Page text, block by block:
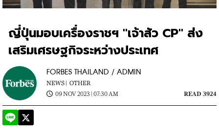
ญี่ปุ่นมอบเครื่องราชฯ "เจ้าสัว CP" ส่ง
เสริมเศรษฐกิจระหว่างประเทศ
FORBES THAILAND / ADMIN
NEWS | OTHER
09 NOV 2023 | 07:30 AM
READ 3924